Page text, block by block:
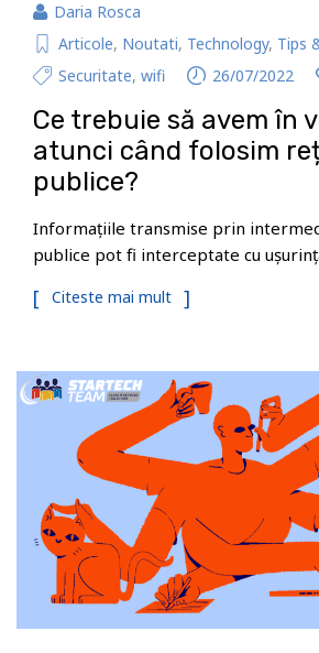
Daria Rosca
Articole, Noutati, Technology, Tips
Securitate, wifi 26/07/2022
Ce trebuie să avem în
atunci când folosim
publice?
Informațiile transmise prin
publice pot fi interceptate cu
Citeste mai mult